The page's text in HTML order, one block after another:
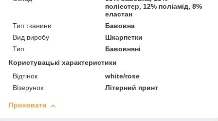
поліестер, 12% поліамід, 8%
еластан
Тип тканини
Бавовна
Вид виробу
Шкарпетки
Тип
Бавовняні
Користувацькі характеристики
Відтінок
white/rose
Візерунок
Літерний принт
Приховати